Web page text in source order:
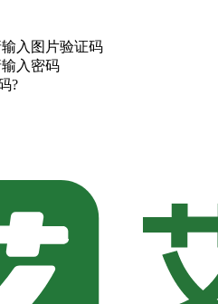
入图片验证码
入密码
?